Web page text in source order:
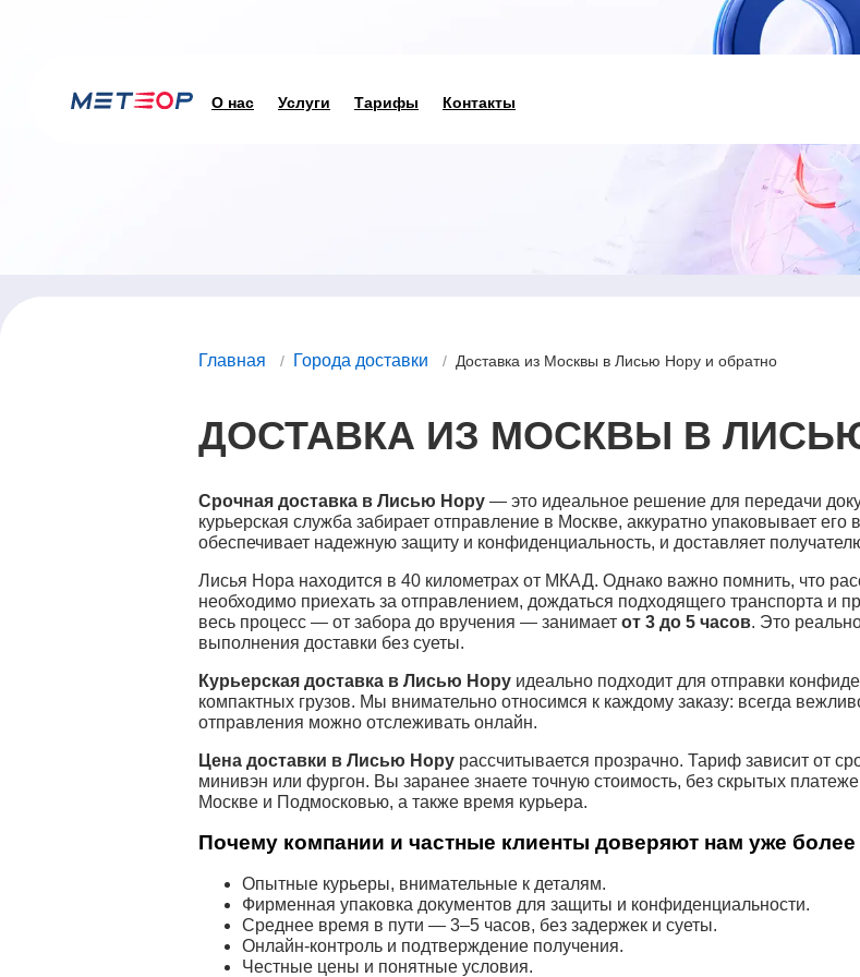
О нас Услуги Тарифы Контакты
Главная / Города доставки / Доставка из Москвы в Лисью Нору и обратно
ДОСТАВКА ИЗ МОСКВЫ В
Срочная доставка в Лисью Нору — это идеальное решение для передачи
курьерская служба забирает отправление в Москве, аккуратно упаковывает
обеспечивает надежную защиту и конфиденциальность, и доставляет
Лисья Нора находится в 40 километрах от МКАД. Однако важно помнить, что
необходимо приехать за отправлением, дождаться подходящего транспорта и
весь процесс — от забора до вручения — занимает от 3 до 5 часов. Это
выполнения доставки без суеты.
Курьерская доставка в Лисью Нору идеально подходит для отправки
компактных грузов. Мы внимательно относимся к каждому заказу: всегда
отправления можно отслеживать онлайн.
Цена доставки в Лисью Нору рассчитывается прозрачно. Тариф зависит от
минивэн или фургон. Вы заранее знаете точную стоимость, без скрытых
Москве и Подмосковью, а также время курьера.
Почему компании и частные клиенты доверяют нам уже более
Опытные курьеры, внимательные к деталям.
Фирменная упаковка документов для защиты и конфиденциальности.
Среднее время в пути — 3–5 часов, без задержек и суеты.
Онлайн-контроль и подтверждение получения.
Честные цены и понятные условия.